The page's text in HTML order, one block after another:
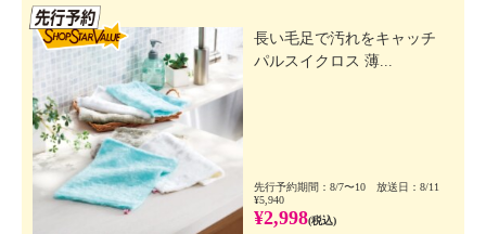
長い毛足で汚れをキャッチ
パルスイクロス 薄...
先行予約期間：8/7〜10 放送日：8/11
¥5,940
¥2,998(税込)